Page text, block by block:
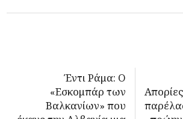
Έντι Ράμα: Ο
«Εσκομπάρ των
Βαλκανίων» που